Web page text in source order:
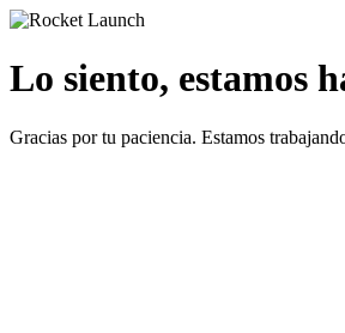
Lo siento, estamos
Gracias por tu paciencia. Estamos